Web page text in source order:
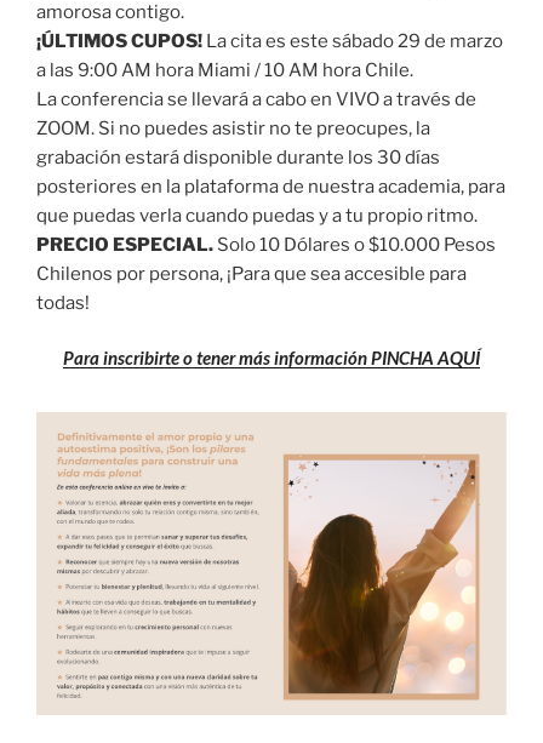
amorosa contigo.
¡ÚLTIMOS CUPOS! La cita es este sábado 29 de marzo
a las 9:00 AM hora Miami / 10 AM hora Chile.
La conferencia se llevará a cabo en VIVO a través de
ZOOM. Si no puedes asistir no te preocupes, la
grabación estará disponible durante los 30 días
posteriores en la plataforma de nuestra academia, para
que puedas verla cuando puedas y a tu propio ritmo.
PRECIO ESPECIAL. Solo 10 Dólares o $10.000 Pesos
Chilenos por persona, ¡Para que sea accesible para
todas!
Para inscribirte o tener más información PINCHA AQUÍ